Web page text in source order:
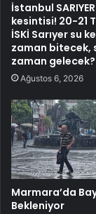
İstanbul
kesintisi! 20-21
İSKİ Sarıyer su
zaman bitecek,
zaman gelecek?
Ağustos 6, 2026
Marmara’da
Bekleniyor